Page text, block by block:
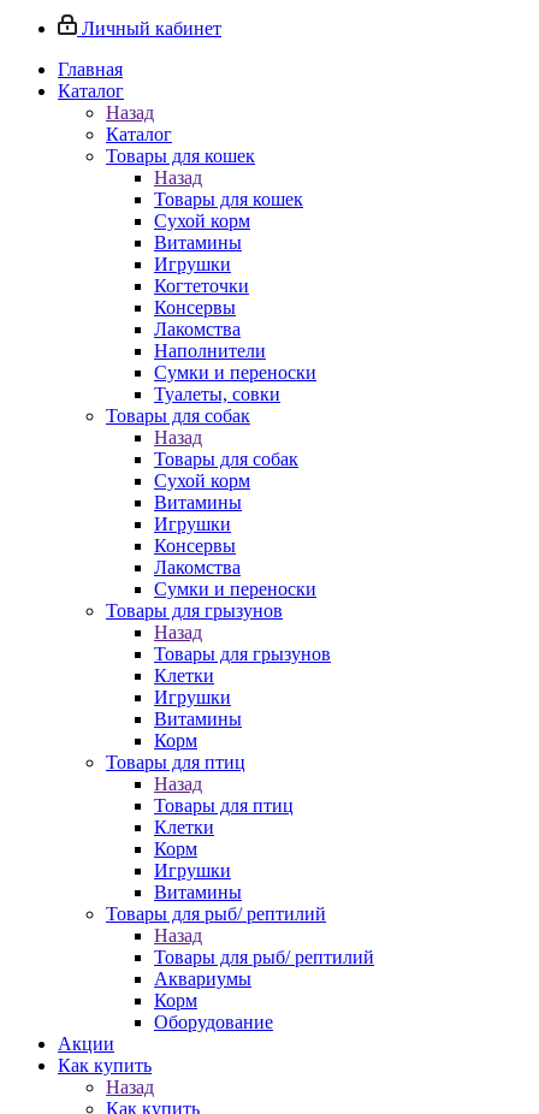
Личный кабинет
Главная
Каталог
Назад
Каталог
Товары для кошек
Назад
Товары для кошек
Cухой корм
Витамины
Игрушки
Когтеточки
Консервы
Лакомства
Наполнители
Сумки и переноски
Туалеты, совки
Товары для собак
Назад
Товары для собак
Cухой корм
Витамины
Игрушки
Консервы
Лакомства
Сумки и переноски
Товары для грызунов
Назад
Товары для грызунов
Клетки
Игрушки
Витамины
Корм
Товары для птиц
Назад
Товары для птиц
Клетки
Корм
Игрушки
Витамины
Товары для рыб/ рептилий
Назад
Товары для рыб/ рептилий
Аквариумы
Корм
Оборудование
Акции
Как купить
Назад
Как купить